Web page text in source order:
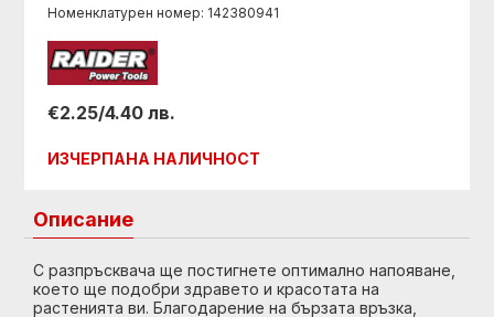
Номенклатурен номер: 142380941
€2.25/4.40 лв.
ИЗЧЕРПАНА НАЛИЧНОСТ
Описание
С разпръсквача ще постигнете оптимално напояване,
което ще подобри здравето и красотата на
растенията ви. Благодарение на бързата връзка,